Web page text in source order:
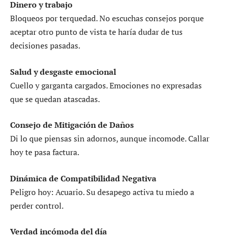
Dinero y trabajo
Bloqueos por terquedad. No escuchas consejos porque
aceptar otro punto de vista te haría dudar de tus
decisiones pasadas.
Salud y desgaste emocional
Cuello y garganta cargados. Emociones no expresadas
que se quedan atascadas.
Consejo de Mitigación de Daños
Di lo que piensas sin adornos, aunque incomode. Callar
hoy te pasa factura.
Dinámica de Compatibilidad Negativa
Peligro hoy: Acuario. Su desapego activa tu miedo a
perder control.
Verdad incómoda del día